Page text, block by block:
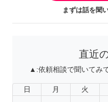
まずは話を聞
直近
▲:依頼相談で聞いてみ
日 月 火